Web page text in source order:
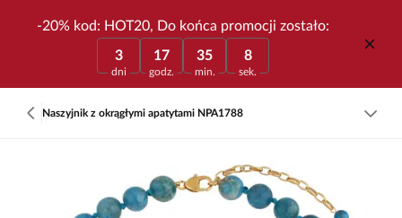
-20% kod: HOT20, Do końca promocji zostało:
3
dni
17
godz.
35
min.
8
sek.
Naszyjnik z okrągłymi apatytami NPA1788